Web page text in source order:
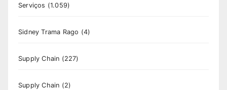
Serviços (1.059)
Sidney Trama Rago (4)
Supply Chain (227)
Supply Chain (2)